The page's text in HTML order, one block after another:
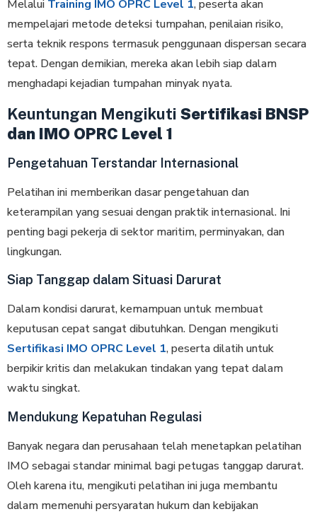
Melalui Training IMO OPRC Level 1, peserta akan
mempelajari metode deteksi tumpahan, penilaian risiko,
serta teknik respons termasuk penggunaan dispersan secara
tepat. Dengan demikian, mereka akan lebih siap dalam
menghadapi kejadian tumpahan minyak nyata.
Keuntungan Mengikuti Sertifikasi BNSP
dan IMO OPRC Level 1
Pengetahuan Terstandar Internasional
Pelatihan ini memberikan dasar pengetahuan dan
keterampilan yang sesuai dengan praktik internasional. Ini
penting bagi pekerja di sektor maritim, perminyakan, dan
lingkungan.
Siap Tanggap dalam Situasi Darurat
Dalam kondisi darurat, kemampuan untuk membuat
keputusan cepat sangat dibutuhkan. Dengan mengikuti
Sertifikasi IMO OPRC Level 1, peserta dilatih untuk
berpikir kritis dan melakukan tindakan yang tepat dalam
waktu singkat.
Mendukung Kepatuhan Regulasi
Banyak negara dan perusahaan telah menetapkan pelatihan
IMO sebagai standar minimal bagi petugas tanggap darurat.
Oleh karena itu, mengikuti pelatihan ini juga membantu
dalam memenuhi persyaratan hukum dan kebijakan